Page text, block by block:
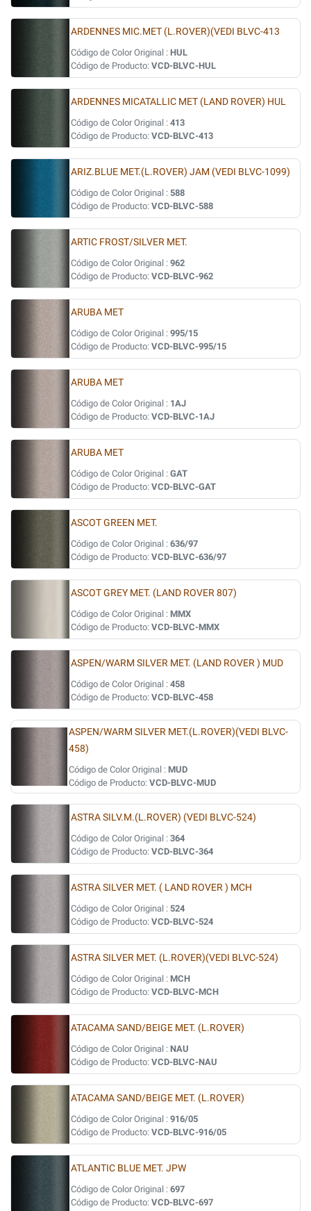
ARDENNES MIC.MET (L.ROVER)(VEDI BLVC-413
Código de Color Original : HUL
Código de Producto: VCD-BLVC-HUL
ARDENNES MICATALLIC MET (LAND ROVER) HUL
Código de Color Original : 413
Código de Producto: VCD-BLVC-413
ARIZ.BLUE MET.(L.ROVER) JAM (VEDI BLVC-1099)
Código de Color Original : 588
Código de Producto: VCD-BLVC-588
ARTIC FROST/SILVER MET.
Código de Color Original : 962
Código de Producto: VCD-BLVC-962
ARUBA MET
Código de Color Original : 995/15
Código de Producto: VCD-BLVC-995/15
ARUBA MET
Código de Color Original : 1AJ
Código de Producto: VCD-BLVC-1AJ
ARUBA MET
Código de Color Original : GAT
Código de Producto: VCD-BLVC-GAT
ASCOT GREEN MET.
Código de Color Original : 636/97
Código de Producto: VCD-BLVC-636/97
ASCOT GREY MET. (LAND ROVER 807)
Código de Color Original : MMX
Código de Producto: VCD-BLVC-MMX
ASPEN/WARM SILVER MET. (LAND ROVER ) MUD
Código de Color Original : 458
Código de Producto: VCD-BLVC-458
ASPEN/WARM SILVER MET.(L.ROVER)(VEDI BLVC-
458)
Código de Color Original : MUD
Código de Producto: VCD-BLVC-MUD
ASTRA SILV.M.(L.ROVER) (VEDI BLVC-524)
Código de Color Original : 364
Código de Producto: VCD-BLVC-364
ASTRA SILVER MET. ( LAND ROVER ) MCH
Código de Color Original : 524
Código de Producto: VCD-BLVC-524
ASTRA SILVER MET. (L.ROVER)(VEDI BLVC-524)
Código de Color Original : MCH
Código de Producto: VCD-BLVC-MCH
ATACAMA SAND/BEIGE MET. (L.ROVER)
Código de Color Original : NAU
Código de Producto: VCD-BLVC-NAU
ATACAMA SAND/BEIGE MET. (L.ROVER)
Código de Color Original : 916/05
Código de Producto: VCD-BLVC-916/05
ATLANTIC BLUE MET. JPW
Código de Color Original : 697
Código de Producto: VCD-BLVC-697